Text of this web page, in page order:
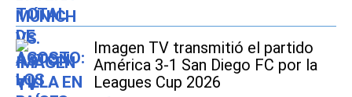
Imagen TV transmitió el partido
América 3-1 San Diego FC por la
Leagues Cup 2026